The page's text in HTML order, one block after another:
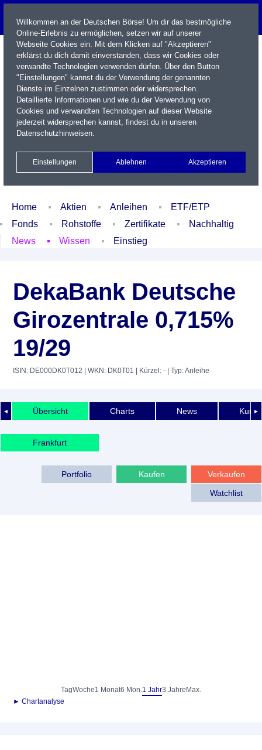
Name / WKN / ISIN / Kürzel
Xetra Realtime
Watchlist Portfolio Login
Home Aktien Anleihen
ETF/ETP
Fonds
Rohstoffe Zertifikate
Nachhaltig
News
Wissen Einstieg
DekaBank Deutsche
Girozentrale 0,715%
19/29
ISIN: DE000DK0T012 | WKN: DK0T01 | Kürzel: - | Typ: Anleihe
◄ ►
Übersicht Charts News
Frankfurt
Verkaufen
Kaufen
Portfolio
Watchlist
TagWoche1 Monat6 Mon.1 Jahr3 Jahre Max.
► Chartanalyse
Willkommen an der Deutschen Börse! Um dir das bestmögliche
Online-Erlebnis zu ermöglichen, setzen wir auf unserer
Webseite Cookies ein. Mit dem Klicken auf "Akzeptieren"
erklärst du dich damit einverstanden, dass wir Cookies oder
verwandte Technologien verwenden dürfen. Über den Button
"Einstellungen" kannst du der Verwendung der genannten
Dienste im Einzelnen zustimmen oder widersprechen.
Detaillierte Informationen und wie du der Verwendung von
Cookies und verwandten Technologien auf dieser Website
jederzeit widersprechen kannst, findest du in unseren
Datenschutzhinweisen.
Einstellungen Ablehnen Akzeptieren